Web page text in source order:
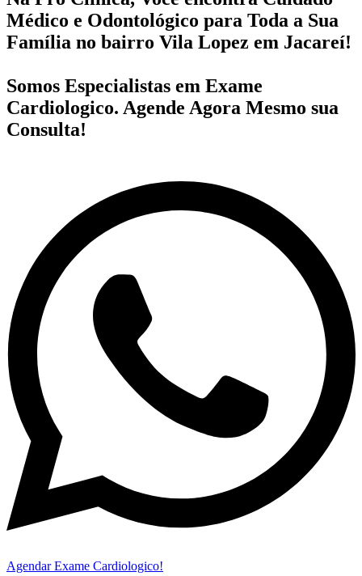
Médico e Odontológico para Toda a Sua
Família no bairro Vila Lopez em Jacareí!
Somos Especialistas em Exame
Cardiologico. Agende Agora Mesmo sua
Consulta!
Agendar Exame Cardiologico!